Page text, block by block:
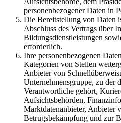
Aufsichtsbehörde, dem
personenbezogener Daten in
Die Bereitstellung von Daten
Abschluss des Vertrags über
Bildungsdienstleistungen
erforderlich.
Ihre personenbezogenen
Kategorien von Stellen
Anbieter von
Unternehmensgruppe, zu der
Verantwortliche gehört,
Aufsichtsbehörden,
Marktdatenanbieter, Anbieter
Betrugsbekämpfung und zur